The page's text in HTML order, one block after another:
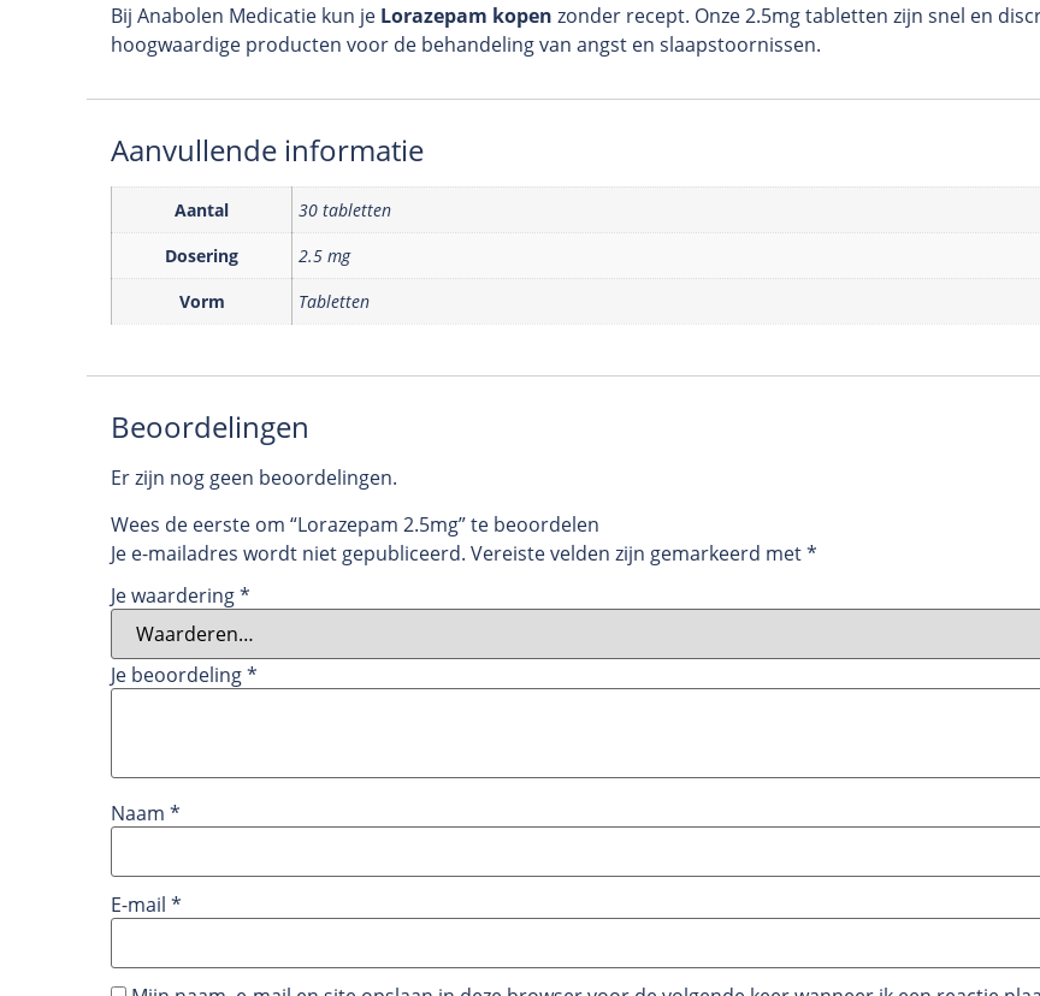
Bij Anabolen Medicatie kun je Lorazepam kopen zonder recept. Onze 2.5mg tabletten zijn snel en
hoogwaardige producten voor de behandeling van angst en slaapstoornissen.
Aanvullende informatie
Aantal
30 tabletten
Dosering
2.5 mg
Vorm
Tabletten
Beoordelingen
Er zijn nog geen beoordelingen.
Wees de eerste om “Lorazepam 2.5mg” te beoordelen
Je e-mailadres wordt niet gepubliceerd. Vereiste velden zijn gemarkeerd met*
Je waardering*
Je beoordeling*
Naam *
E-mail *